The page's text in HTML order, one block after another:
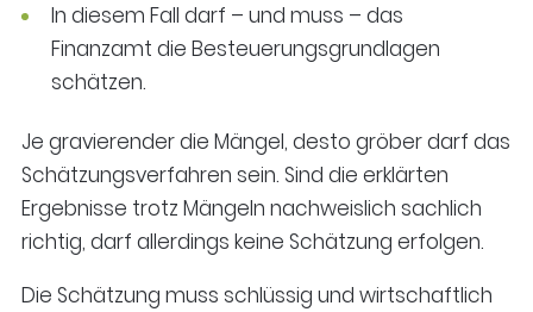
In diesem Fall darf – und muss – das
Finanzamt die Besteuerungsgrundlagen
schätzen.
Je gravierender die Mängel, desto gröber darf das
Schätzungsverfahren sein. Sind die erklärten
Ergebnisse trotz Mängeln nachweislich sachlich
richtig, darf allerdings keine Schätzung erfolgen.
Die Schätzung muss schlüssig und wirtschaftlich